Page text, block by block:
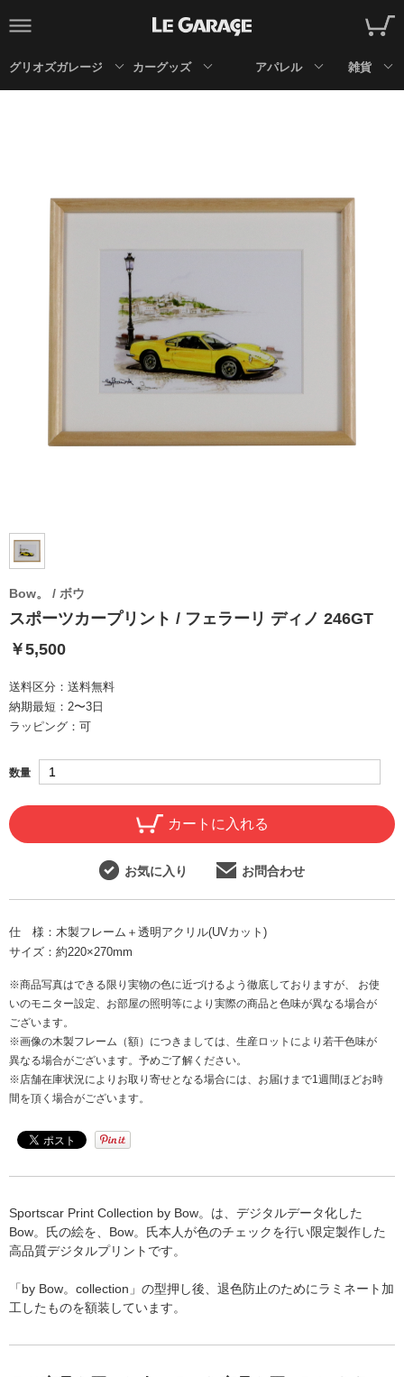
グリオズガレージ カーグッズ アパレル 雑貨
Bow。 / ボウ
スポーツカープリント / フェラーリ ディノ 246GT
￥5,500
送料区分： 送料無料
納期最短： 2〜3日
ラッピング： 可
数量
カートに入れる
お気に入り お問合わせ
仕 様： 木製フレーム＋透明アクリル(UVカット)
サイズ： 約220×270mm
※商品写真はできる限り実物の色に近づけるよう徹底しておりますが、 お使
いのモニター設定、お部屋の照明等により実際の商品と色味が異なる場合が
ございます。
※画像の木製フレーム（額）につきましては、生産ロットにより若干色味が
異なる場合がございます。予めご了解ください。
※店舗在庫状況によりお取り寄せとなる場合には、お届けまで1週間ほどお時
間を頂く場合がございます。
Sportscar Print Collection by Bow。は、デジタルデータ化した
Bow。氏の絵を、Bow。氏本人が色のチェックを行い限定製作した
高品質デジタルプリントです。
「by Bow。collection」の型押し後、退色防止のためにラミネート加
工したものを額装しています。